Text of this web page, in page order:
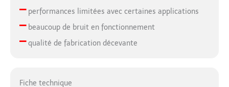
–performances limitées avec certaines applications
–beaucoup de bruit en fonctionnement
–qualité de fabrication décevante
Fiche technique